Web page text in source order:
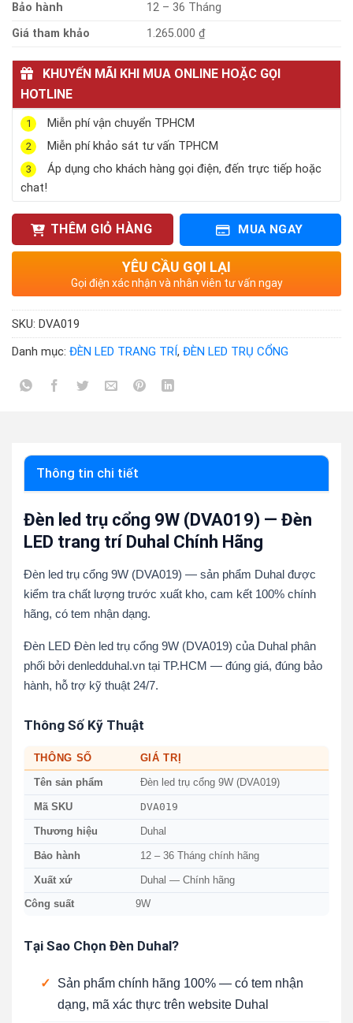
Bảo hành
12 – 36 Tháng
Giá tham khảo
1.265.000 ₫
KHUYẾN MÃI KHI MUA ONLINE HOẶC GỌI
HOTLINE
1 Miễn phí vận chuyển TPHCM
2 Miễn phí khảo sát tư vấn TPHCM
3
Áp dụng cho khách hàng gọi điện, đến trực tiếp hoặc
chat!
THÊM GIỎ HÀNG MUA NGAY
YÊU CẦU GỌI LẠI
Gọi điện xác nhận và nhân viên tư vấn ngay
SKU: DVA019
Danh mục: ĐÈN LED TRANG TRÍ, ĐÈN LED TRỤ CỔNG
Thông tin chi tiết
Đèn led trụ cổng 9W (DVA019) — Đèn
LED trang trí Duhal Chính Hãng
Đèn led trụ cổng 9W (DVA019) — sản phẩm Duhal được
kiểm tra chất lượng trước xuất kho, cam kết 100% chính
hãng, có tem nhận dạng.
Đèn LED Đèn led trụ cổng 9W (DVA019) của Duhal phân
phối bởi denledduhal.vn tại TP.HCM — đúng giá, đúng bảo
hành, hỗ trợ kỹ thuật 24/7.
Thông Số Kỹ Thuật
THÔNG SỐ GIÁ TRỊ
Tên sản phẩm Đèn led trụ cổng 9W (DVA019)
Mã SKU DVA019
Thương hiệu Duhal
Bảo hành 12 – 36 Tháng chính hãng
Xuất xứ Duhal — Chính hãng
Công suất 9W
Tại Sao Chọn Đèn Duhal?
✓
Sản phẩm chính hãng 100% — có tem nhận
dạng, mã xác thực trên website Duhal